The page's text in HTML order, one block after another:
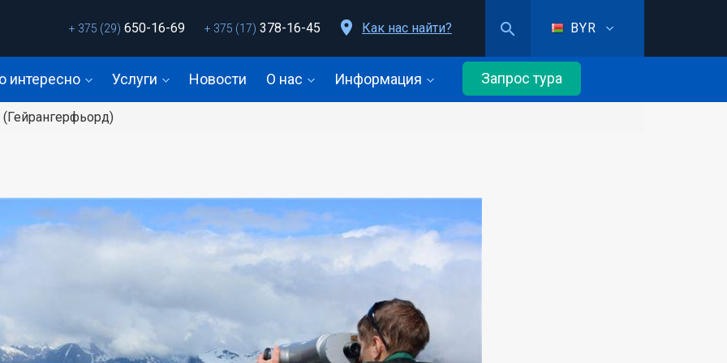
BYR
+ 375 (29) 650-16-69 + 375 (17) 378-16-45 Как нас найти?
интересно Услуги Новости О нас Информация Запрос тура